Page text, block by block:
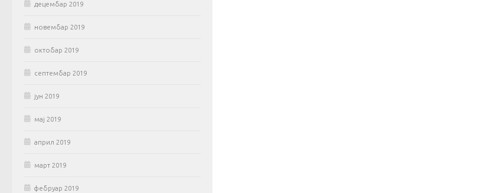
децембар 2019
новембар 2019
октобар 2019
септембар 2019
јун 2019
мај 2019
април 2019
март 2019
фебруар 2019